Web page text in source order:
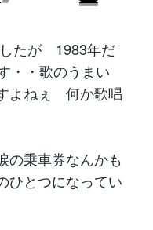
したが 1983年だ
・・歌のうまい
よねぇ 何か歌唱
乗車券なんかも
ひとつになってい